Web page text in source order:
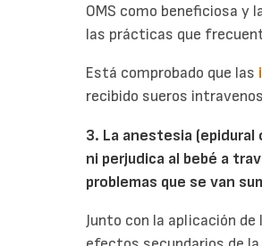
OMS como beneficiosa y
las prácticas que
Está comprobado que las
recibido sueros
3. La anestesia
ni perjudica al bebé a
problemas que se van
Junto con la aplicación